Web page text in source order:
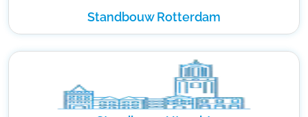
Standbouw Rotterdam